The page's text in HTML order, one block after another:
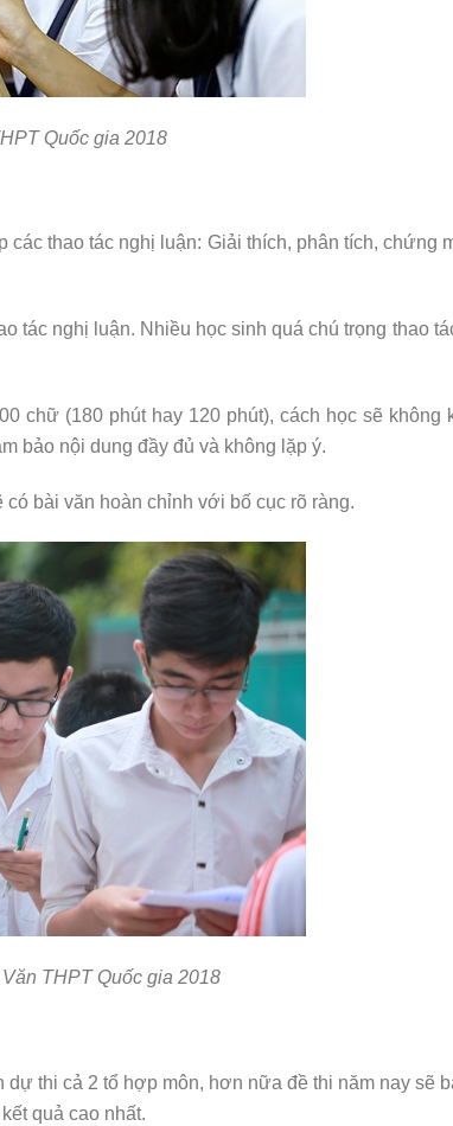
Quốc gia 2018
thao tác nghị luận: Giải thích, phân tích, chứng
tác nghị luận. Nhiều học sinh quá chú trọng thao
chữ (180 phút hay 120 phút), cách học sẽ không
bảo nội dung đầy đủ và không lặp ý.
bài văn hoàn chỉnh với bố cục rõ ràng.
THPT Quốc gia 2018
dự thi cả 2 tổ hợp môn, hơn nữa đề thi năm nay sẽ
quả cao nhất.